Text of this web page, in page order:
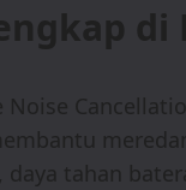
di
tahan